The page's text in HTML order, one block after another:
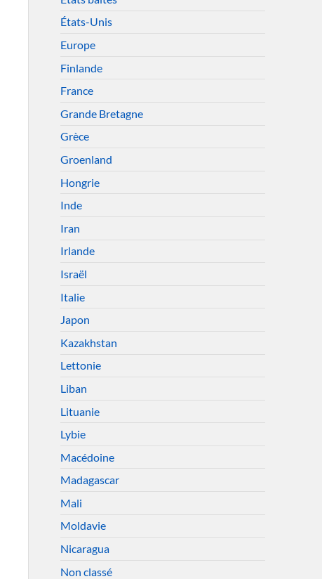
États-Unis
Europe
Finlande
France
Grande Bretagne
Grèce
Groenland
Hongrie
Inde
Iran
Irlande
Israël
Italie
Japon
Kazakhstan
Lettonie
Liban
Lituanie
Lybie
Macédoine
Madagascar
Mali
Moldavie
Nicaragua
Non classé